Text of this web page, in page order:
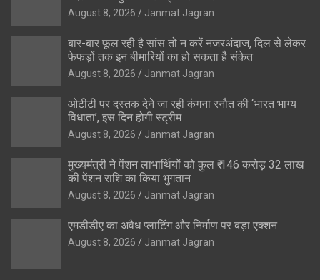
August 8, 2026 Janmat Jagran
बार-बार फूल रही है सांस तो न करें नजरअंदाज, दिल से लेकर
फेफड़ों तक इन बीमारियों का हो सकता है संकेत
August 8, 2026 Janmat Jagran
ओटीटी पर दस्तक देने जा रही कंगना रनौत की ‘भारत भाग्य
विधाता’, इस दिन होगी स्ट्रीम
August 8, 2026 Janmat Jagran
मुख्यमंत्री ने पेंशन लाभार्थियों को कुल ₹ 146 करोड़ 32 लाख
की पेंशन राशि का किया भुगतान
August 8, 2026 Janmat Jagran
एमडीडीए का अवैध प्लाटिंग और निर्माण पर बड़ा एक्शन
August 8, 2026 Janmat Jagran